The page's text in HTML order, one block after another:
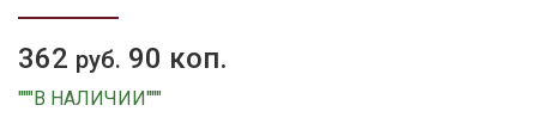
362 руб. 90 коп.
"""В НАЛИЧИИ"""